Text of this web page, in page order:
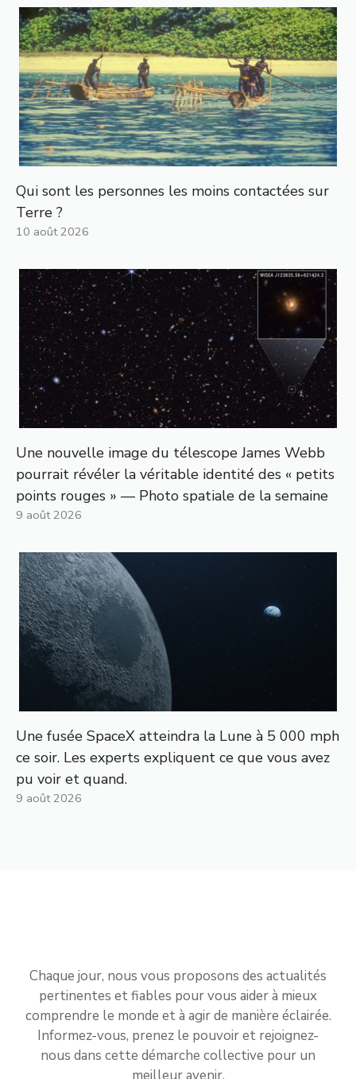
Qui sont les personnes les moins contactées sur
Terre ?
10 août 2026
Une nouvelle image du télescope James Webb
pourrait révéler la véritable identité des « petits
points rouges » — Photo spatiale de la semaine
9 août 2026
Une fusée SpaceX atteindra la Lune à 5 000 mph
ce soir. Les experts expliquent ce que vous avez
pu voir et quand.
9 août 2026
Chaque jour, nous vous proposons des actualités
pertinentes et fiables pour vous aider à mieux
comprendre le monde et à agir de manière éclairée.
Informez-vous, prenez le pouvoir et rejoignez-
nous dans cette démarche collective pour un